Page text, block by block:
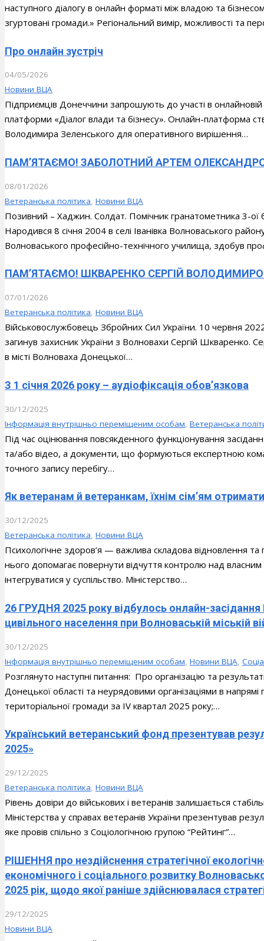
наступного діалогу в онлайн форматі між владою та
згуртовані громади.» Регіональний вимір, можливості та
Про онлайн зустріч
04/05/2026
Новини ВЦА
Підприємців Донеччини запрошують до участі в онлайновій
платформи «Діалог влади та бізнесу». Онлайн-платформа
Володимира Зеленського для оперативного вирішення…
ПАМ’ЯТАЄМО! ЗАБОЛОТНИЙ АРТЕМ
08/01/2026
Ветеранська політика, Новини ВЦА
Позивний – Хаджин. Солдат. Помічник гранатометника 3-
Народився 8 січня 2004 в селі Іванівка Волноваського
Волноваського професійно-технічного училища, здобув
ПАМ’ЯТАЄМО! ШКВАРЕНКО СЕРГІЙ
07/01/2026
Ветеранська політика, Новини ВЦА
Військовослужбовець Збройних Сил України. 10 червня
загинув захисник України з Волновахи Сергій Шкваренко.
в місті Волноваха Донецької…
З 1 січня 2026 року – аудіофіксація обов’язкова
30/12/2025
Інформація внутрішньо переміщеним особам, Ветеранська
Під час оцінювання повсякденного функціонування
та/або відео, а документи, що формуються експертною
точного запису перебігу…
Як ветеранам й ветеранкам, їхнім сім’ям
30/12/2025
Ветеранська політика, Новини ВЦА
Психологічне здоров’я — важлива складова відновлення
нього допомагає повернути відчуття контролю над
інтегруватися у суспільство. Міністерство…
26 ГРУДНЯ 2025 року відбулось онлайн-
цивільного населення при Волноваській міській
30/12/2025
Інформація внутрішньо переміщеним особам, Новини ВЦА,
Розглянуто наступні питання: Про організацію та
Донецької області та неурядовими організаціями в напрямі
територіальної громади за ІV квартал 2025 року;…
Український ветеранський фонд презентував
2025»
29/12/2025
Ветеранська політика, Новини ВЦА
Рівень довіри до військових і ветеранів залишається
Міністерства у справах ветеранів України презентував
яке провів спільно з Соціологічною групою “Рейтинг”…
РІШЕННЯ про нездійснення стратегічної
економічного і соціального розвитку
2025 рік, щодо якої раніше здійснювалася
29/12/2025
Новини ВЦА